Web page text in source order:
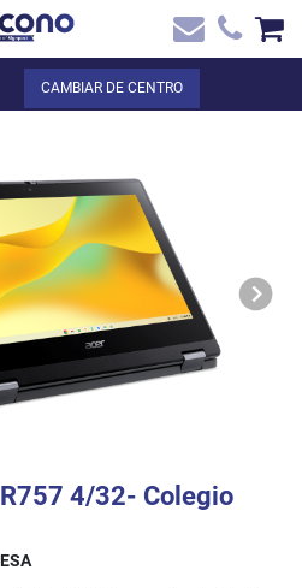
VER LA CESTA
✖
Inicio
CAMBIAR DE CENTRO
4/32- Colegio